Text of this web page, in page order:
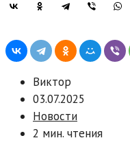
Виктор
03.07.2025
Новости
2 мин. чтения